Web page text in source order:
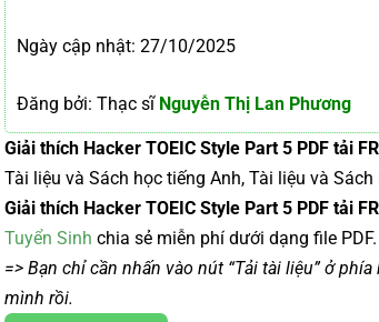
Ngày cập nhật: 27/10/2025
Đăng bởi: Thạc sĩNguyễn Thị Lan Phương
Giải thích Hacker TOEIC Style Part 5 PDF tải
Tài liệu và Sách học tiếng Anh, Tài liệu và
Giải thích Hacker TOEIC Style Part 5 PDF tải
Tuyển Sinh chia sẻ miễn phí dưới dạng file PDF.
=> Bạn chỉ cần nhấn vào nút “Tải tài liệu” ở
mình rồi.